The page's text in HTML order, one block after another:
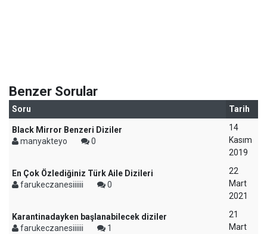
Benzer Sorular
Soru Tarih
Black Mirror Benzeri Diziler
manyakteyo
0
14
Kasım
2019
En Çok Özlediğiniz Türk Aile Dizileri
farukeczanesiiiiii
0
22
Mart
2021
Karantinadayken başlanabilecek diziler
farukeczanesiiiiii
1
21
Mart